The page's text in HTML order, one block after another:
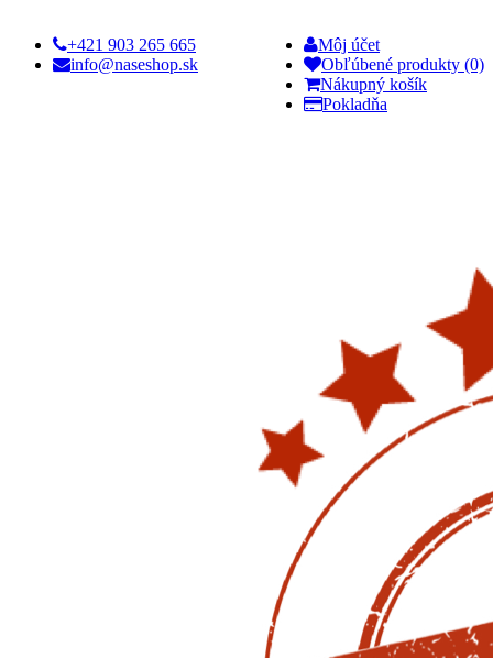
+421 903 265 665
info@naseshop.sk
Môj účet
Obľúbené produkty (0)
Nákupný košík
Pokladňa